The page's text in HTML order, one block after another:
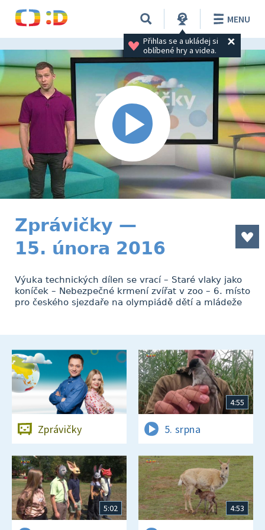
Přihlas se a ukládej si
oblíbené hry a videa.
MENU
Zprávičky —
15. února 2016
Výuka technických dílen se vrací – Staré vlaky jako
koníček – Nebezpečné krmení zvířat v zoo – 6. místo
pro českého sjezdaře na olympiádě dětí a mládeže
Zprávičky
4:55
5. srpna
5:02 4:53